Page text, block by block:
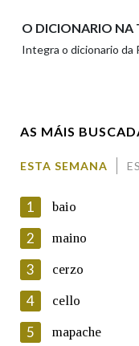
En cumprimento da
Protección de Datos
Galega informa a
electrónico, así como
persoal, que estes
O DICIONARIO NA
Integra o dicionario da
AS MÁIS
ESTA SEMANA
1 baio
2 maino
3 cerzo
4 cello
5 mapache